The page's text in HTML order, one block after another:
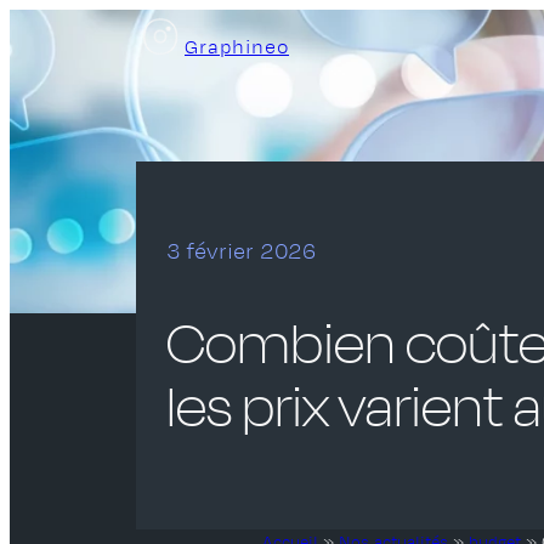
Aller
au
contenu
Graphineo
3 février 2026
Combien
les prix varient